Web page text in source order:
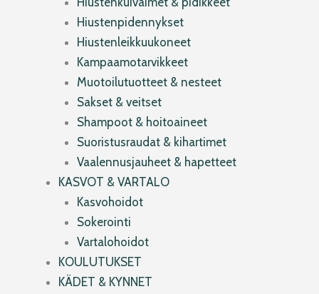
Hiustenpidennykset
Hiustenleikkuukoneet
Kampaamotarvikkeet
Muotoilutuotteet & nesteet
Sakset & veitset
Shampoot & hoitoaineet
Suoristusraudat & kihartimet
Vaalennusjauheet & hapetteet
KASVOT & VARTALO
Kasvohoidot
Sokerointi
Vartalohoidot
KOULUTUKSET
KÄDET & KYNNET